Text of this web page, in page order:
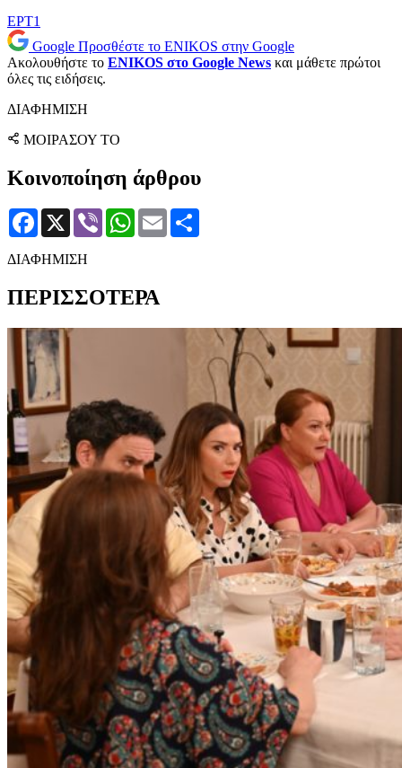
ΕΡΤ1
Google Προσθέστε το ENIKOS στην Google
Ακολουθήστε το ENIKOS στο Google News και μάθετε πρώτοι
όλες τις ειδήσεις.
ΔΙΑΦΗΜΙΣΗ
ΜΟΙΡΑΣΟΥ ΤΟ
Κοινοποίηση άρθρου
Facebook
X Viber WhatsApp
Email
ΔΙΑΦΗΜΙΣΗ
ΠΕΡΙΣΣΟΤΕΡΑ